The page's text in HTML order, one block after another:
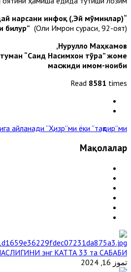
нарсани инфоқ
билур” (Оли Имрон сураси, 92-оят).
Нурулло Маҳкамов,
“Саид Насимхон тўра” жоме
масжиди имом-ноиби
Read 8581 times
айланади “Ҳизр”ми ёки “тақдир”ми? »
Мақолалар
энг КАТТА 33 та САБАБИ
تموز 16, 2024